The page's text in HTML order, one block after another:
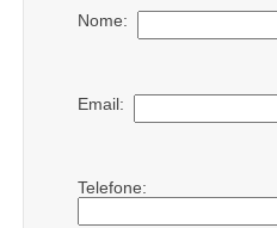
Nome:
Email:
Telefone: